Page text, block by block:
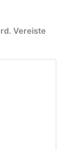
Vereiste